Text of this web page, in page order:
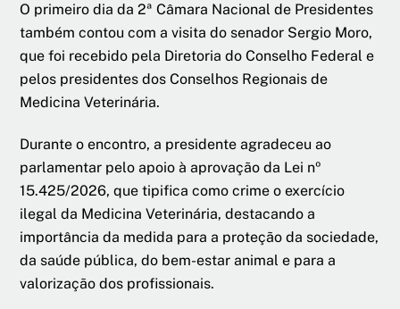
O primeiro dia da 2ª Câmara Nacional de Presidentes
também contou com a visita do senador Sergio Moro,
que foi recebido pela Diretoria do Conselho Federal e
pelos presidentes dos Conselhos Regionais de
Medicina Veterinária.
Durante o encontro, a presidente agradeceu ao
parlamentar pelo apoio à aprovação da Lei nº
15.425/2026, que tipifica como crime o exercício
ilegal da Medicina Veterinária, destacando a
importância da medida para a proteção da sociedade,
da saúde pública, do bem-estar animal e para a
valorização dos profissionais.